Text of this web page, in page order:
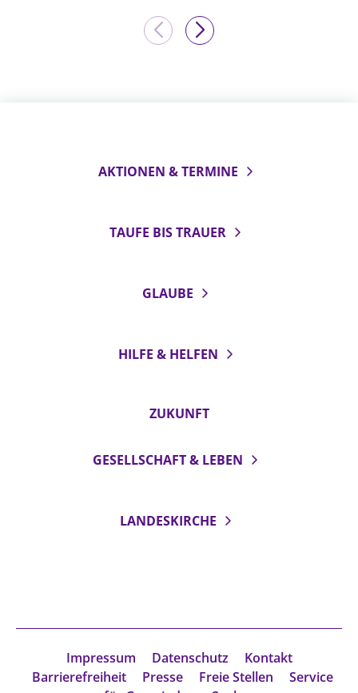
AKTIONEN & TERMINE
TAUFE BIS TRAUER
GLAUBE
HILFE & HELFEN
ZUKUNFT
GESELLSCHAFT & LEBEN
LANDESKIRCHE
Impressum Datenschutz
Kontakt
Barrierefreiheit
Presse Freie Stellen
Service